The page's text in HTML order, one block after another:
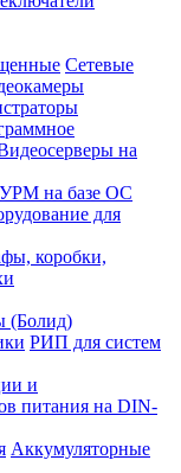
Сетевые
на
УРМ на базе ОС
для
коробки,
(Болид)
РИП для систем
и
питания на DIN-
Аккумуляторные